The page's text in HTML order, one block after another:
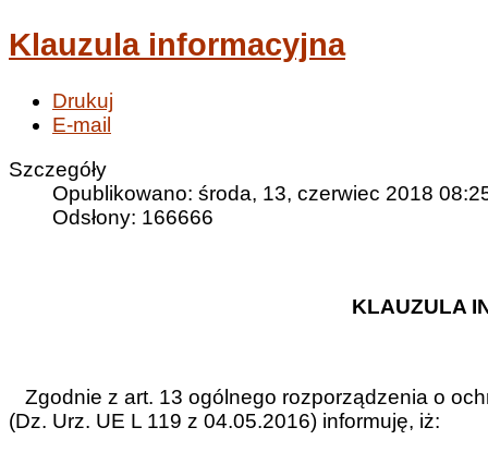
Klauzula informacyjna
Drukuj
E-mail
Szczegóły
Opublikowano: środa, 13, czerwiec 2018
Odsłony: 166666
KLAUZULA
Zgodnie z art. 13 ogólnego rozporządzenia o
(Dz. Urz. UE L 119 z 04.05.2016) informuję, iż: